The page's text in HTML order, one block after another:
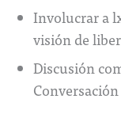
Involucrar a
visión de
Discusión